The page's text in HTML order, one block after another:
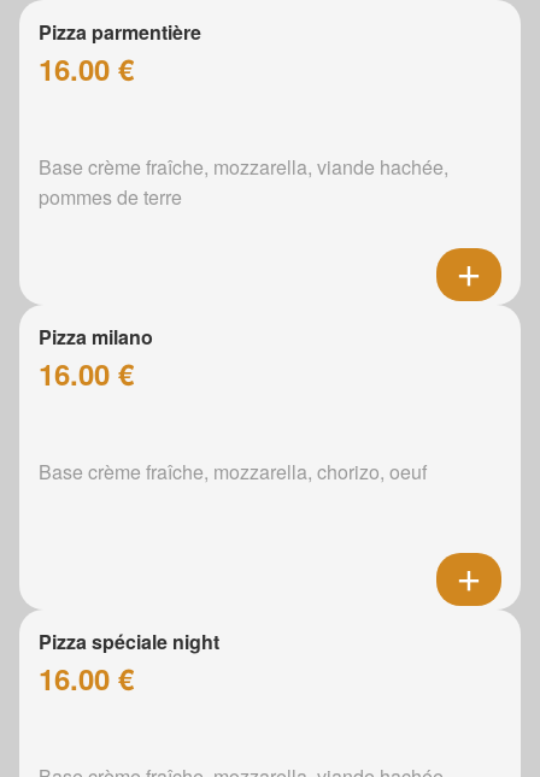
Pizza parmentière
16.00 €
Base crème fraîche, mozzarella, viande hachée,
pommes de terre
Pizza milano
16.00 €
Base crème fraîche, mozzarella, chorizo, oeuf
Pizza spéciale night
16.00 €